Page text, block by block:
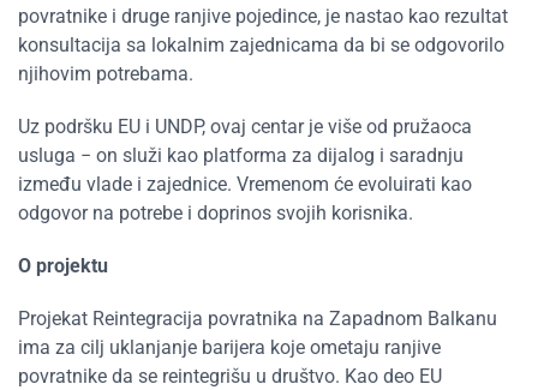
povratnike i druge ranjive pojedince, je nastao kao rezultat
konsultacija sa lokalnim zajednicama da bi se odgovorilo
njihovim potrebama.
Uz podršku EU i UNDP, ovaj centar je više od pružaoca
usluga − on služi kao platforma za dijalog i saradnju
između vlade i zajednice. Vremenom će evoluirati kao
odgovor na potrebe i doprinos svojih korisnika.
O projektu
Projekat Reintegracija povratnika na Zapadnom Balkanu
ima za cilj uklanjanje barijera koje ometaju ranjive
povratnike da se reintegrišu u društvo. Kao deo EU